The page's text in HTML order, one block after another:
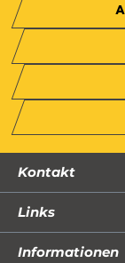
Kontakt
Links
Informationen